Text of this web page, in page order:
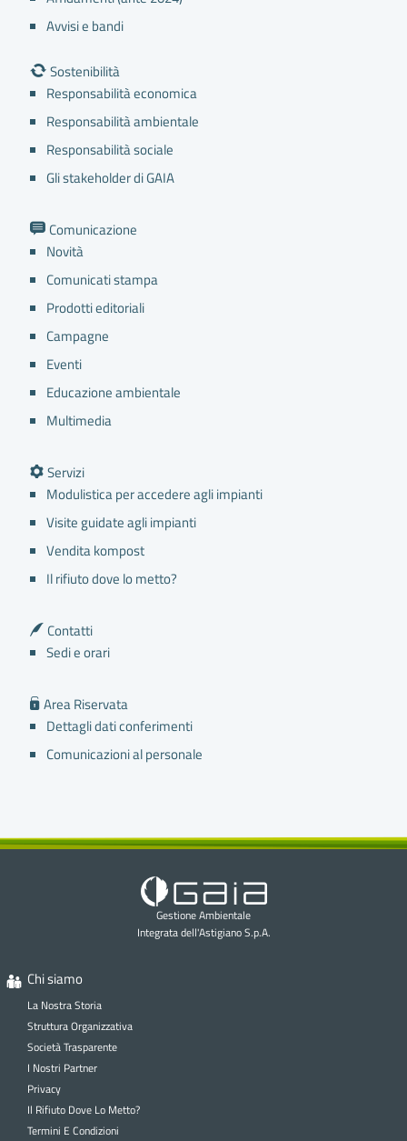
Avvisi e bandi
Sostenibilità
Responsabilità economica
Responsabilità ambientale
Responsabilità sociale
Gli stakeholder di GAIA
Comunicazione
Novità
Comunicati stampa
Prodotti editoriali
Campagne
Eventi
Educazione ambientale
Multimedia
Servizi
Modulistica per accedere agli impianti
Visite guidate agli impianti
Vendita kompost
Il rifiuto dove lo metto?
Contatti
Sedi e orari
Area Riservata
Dettagli dati conferimenti
Comunicazioni al personale
Gestione Ambientale
Integrata dell'Astigiano S.p.A.
Chi siamo
La Nostra Storia
Struttura Organizzativa
Società Trasparente
I Nostri Partner
Privacy
Il Rifiuto Dove Lo Metto?
Termini E Condizioni